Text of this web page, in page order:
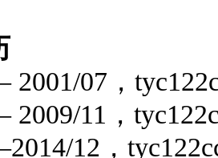
2001/07，
2009/11，
12，